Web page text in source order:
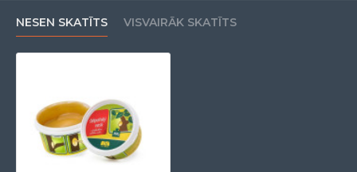
NESEN SKATĪTS VISVAIRĀK SKATĪTS